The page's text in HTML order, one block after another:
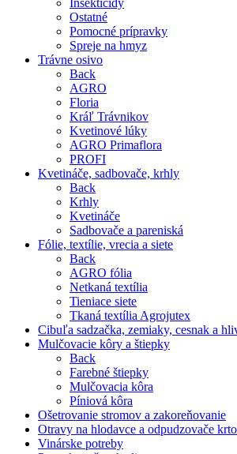
Ostatné
Pomocné prípravky
Spreje na hmyz
Trávne osivo
Back
AGRO
Floria
Kráľ Trávnikov
Kvetinové lúky
AGRO Primaflora
PROFI
Kvetináče, sadbovače, krhly
Back
Krhly
Kvetináče
Sadbovače a pareniská
Fólie, textílie, vrecia a siete
Back
AGRO fólia
Netkaná textília
Tieniace siete
Tkaná textília Agrojutex
Cibuľa sadzačka, zemiaky, cesnak a
Mulčovacie kôry a štiepky
Back
Farebné štiepky
Mulčovacia kôra
Píniová kôra
Ošetrovanie stromov a zakoreňovanie
Otravy na hlodavce a odpudzovače
Vinárske potreby